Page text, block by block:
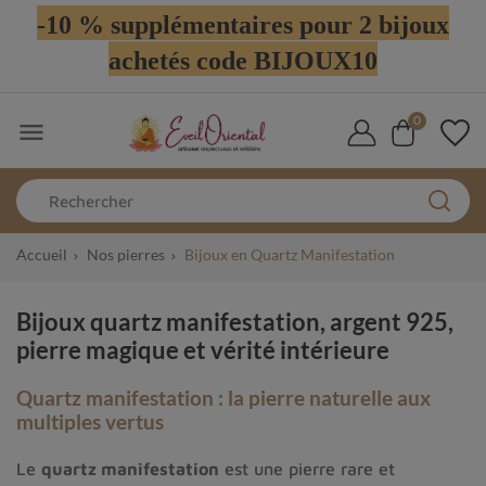
-10 % supplémentaires pour 2 bijoux
achetés code BIJOUX10
 0
Accueil Nos pierres Bijoux en Quartz Manifestation
Bijoux quartz manifestation, argent 925,
pierre magique et vérité intérieure
Quartz manifestation : la pierre naturelle aux
multiples vertus
Le quartz manifestation est une pierre rare et